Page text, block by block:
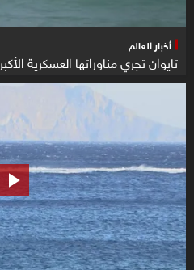
أخبار العالم
تايوان تجري مناوراتها العسكرية